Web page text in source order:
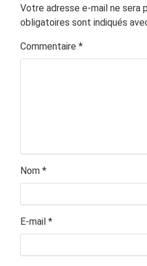
Votre adresse e-mail ne sera
obligatoires sont indiqués
Commentaire *
Nom *
E-mail *